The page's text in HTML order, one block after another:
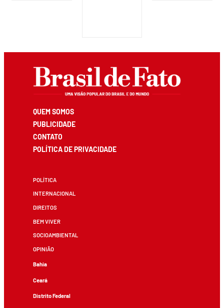
QUEM SOMOS
PUBLICIDADE
CONTATO
POLÍTICA DE PRIVACIDADE
POLÍTICA
INTERNACIONAL
DIREITOS
BEM VIVER
SOCIOAMBIENTAL
OPINIÃO
Bahia
Ceará
Distrito Federal